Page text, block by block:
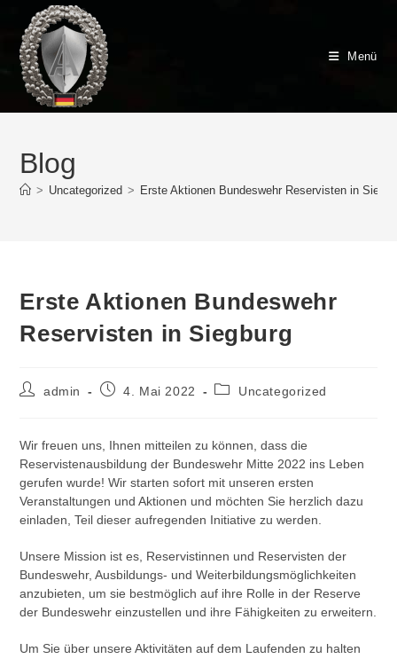
Inhalt
springen
Menü
Blog
> Uncategorized > Erste Aktionen Bundeswehr Reservisten in
Erste Aktionen Bundeswehr
Reservisten in Siegburg
Beitrags-
admin
Beitrag4. Mai 2022
Beitrags-
Uncategorized
Wir freuen uns, Ihnen mitteilen zu können, dass die
Reservistenausbildung der Bundeswehr Mitte 2022 ins Leben
gerufen wurde! Wir starten sofort mit unseren ersten
Veranstaltungen und Aktionen und möchten Sie herzlich dazu
einladen, Teil dieser aufregenden Initiative zu werden.
Unsere Mission ist es, Reservistinnen und Reservisten der
Bundeswehr, Ausbildungs- und Weiterbildungsmöglichkeiten
anzubieten, um sie bestmöglich auf ihre Rolle in der Reserve
der Bundeswehr einzustellen und ihre Fähigkeiten zu erweitern.
Um Sie über unsere Aktivitäten auf dem Laufenden zu halten